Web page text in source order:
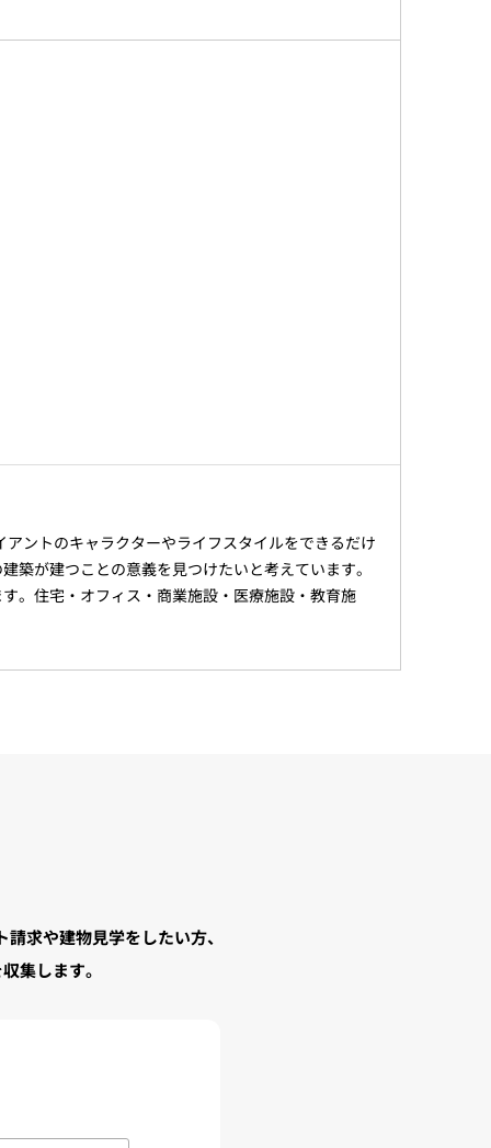
ントのキャラクターやライフスタイルをできるだけ
築が建つことの意義を見つけたいと考えています。
。住宅・オフィス・商業施設・医療施設・教育施
求や建物見学をしたい方、
集します。